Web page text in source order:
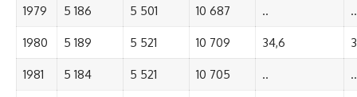
1979 5 186 5 501 10 687 .. ..
1980 5 189 5 521 10 709 34,6
1981 5 184 5 521 10 705 .. ..